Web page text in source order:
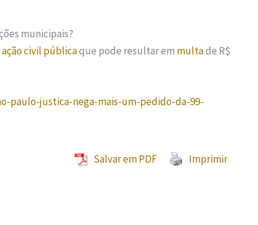
municipais?
ação civil públicaque pode resultar em multade R$
paulo-justica-nega-mais-um-pedido-da-99-
Salvar em PDF Imprimir